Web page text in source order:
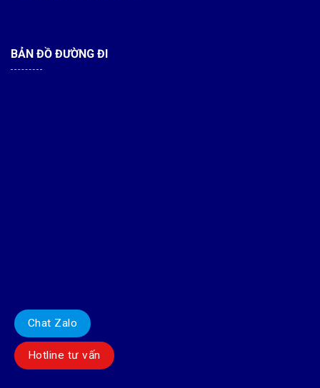
BẢN ĐỒ ĐƯỜNG ĐI
Chat Zalo
Hotline tư vấn